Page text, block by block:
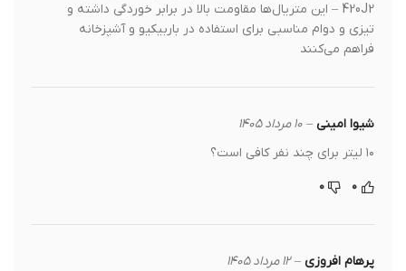
420J2 – این متریال‌ها مقاومت بالا در برابر خوردگی داشته و
تیزی و دوام مناسبی برای استفاده در باربیکیو و آشپزخانه
فراهم می‌کنند
شیوا امینی– ۱۰ مرداد ۱۴۰۵
پرهام افروزی– ۱۲ مرداد ۱۴۰۵